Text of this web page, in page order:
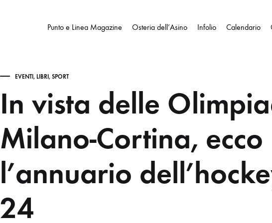
Punto e Linea Magazine Osteria dell’Asino Infolio Calendario
EVENTI, LIBRI , SPORT
In vista delle
Milano-Cortina, ecco
l’annuario
24